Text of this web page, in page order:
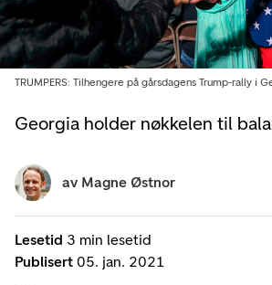
Georgia holder nøkkelen til
TRUMPERS: Tilhengere på gårsdagens Trump-rally i
Lesetid 3 min lesetid
Publisert 05. jan. 2021
av Magne Østnor